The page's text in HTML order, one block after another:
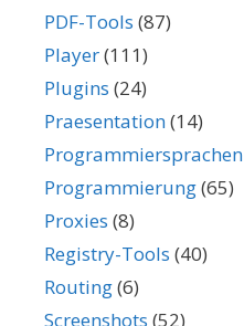
PDF-Tools (87)
Player(111)
Plugins (24)
Praesentation(14)
Programmiersprachen
Programmierung(65)
Proxies (8)
Registry-Tools (40)
Routing(6)
Screenshots (52)